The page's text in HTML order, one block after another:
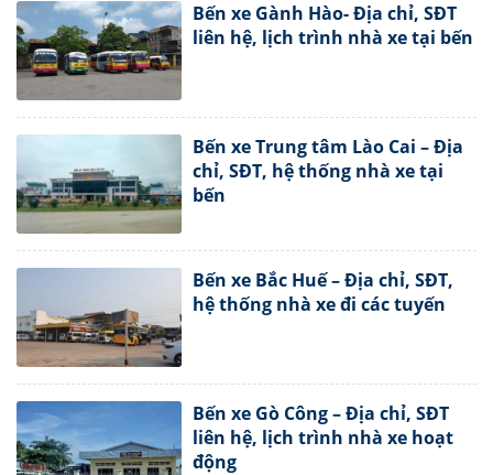
Bến xe Gành Hào- Địa chỉ, SĐT
liên hệ, lịch trình nhà xe tại bến
Bến xe Trung tâm Lào Cai – Địa
chỉ, SĐT, hệ thống nhà xe tại
bến
Bến xe Bắc Huế – Địa chỉ, SĐT,
hệ thống nhà xe đi các tuyến
Bến xe Gò Công – Địa chỉ, SĐT
liên hệ, lịch trình nhà xe hoạt
động